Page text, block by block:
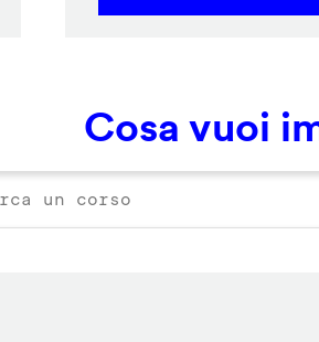
Cosa vuoi